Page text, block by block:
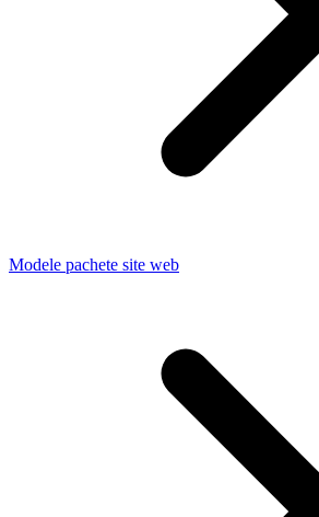
Modele pachete site web